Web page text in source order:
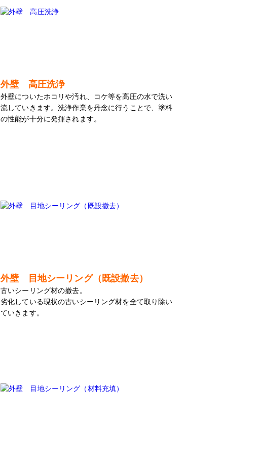
外壁 高圧洗浄
外壁についたホコリや汚れ、コケ等を高圧の水で洗い
流していきます。洗浄作業を丹念に行うことで、塗料
の性能が十分に発揮されます。
外壁 目地シーリング（既設撤去）
古いシーリング材の撤去。
劣化している現状の古いシーリング材を全て取り除い
ていきます。